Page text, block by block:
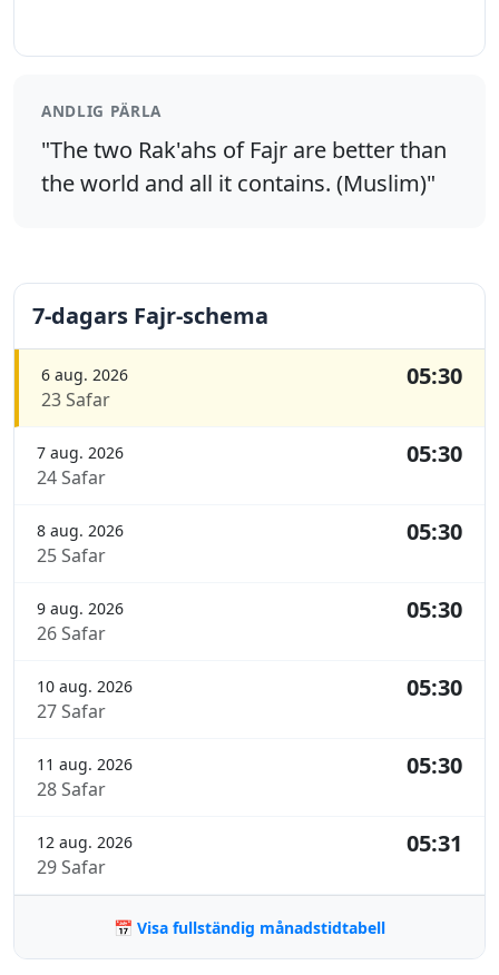
ANDLIG PÄRLA
"The two Rak'ahs of Fajr are better than
the world and all it contains. (Muslim)"
7-dagars Fajr-schema
6 aug. 2026
23 Safar
05:30
7 aug. 2026
24 Safar
05:30
8 aug. 2026
25 Safar
05:30
9 aug. 2026
26 Safar
05:30
10 aug. 2026
27 Safar
05:30
11 aug. 2026
28 Safar
05:30
12 aug. 2026
29 Safar
05:31
📅 Visa fullständig månadstidtabell